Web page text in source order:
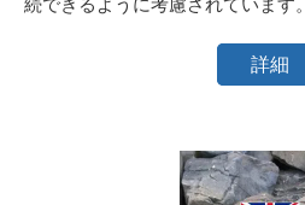
続できるように考慮されています。
詳細